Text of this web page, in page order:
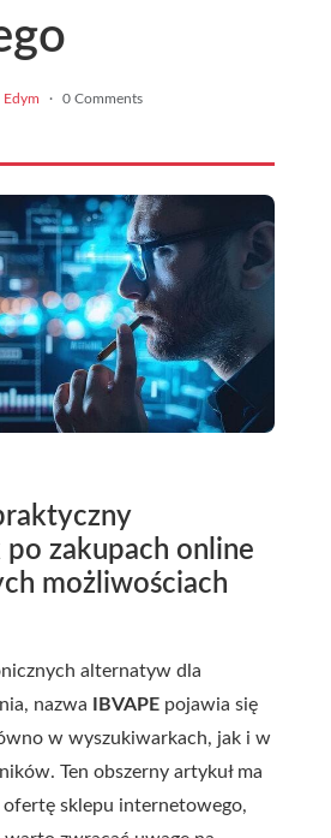
Edym · 0 Comments
zakupach online
możliwościach
alternatyw dla
nazwa
IBVAPE pojawia się
w wyszukiwarkach, jak i w
Ten obszerny artykuł ma
ofertę sklepu internetowego,